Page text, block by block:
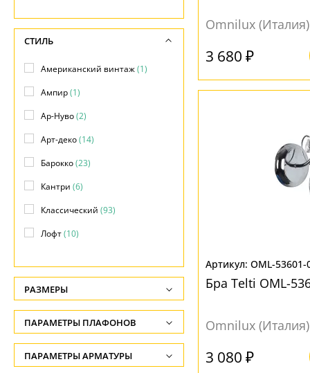
Omnilux (Италия)
3 680 ₽
OML-53601-
Бра Telti OML-
Omnilux (Италия)
3 080 ₽
СТИЛЬ
Американский винтаж(1)
Ампир(1)
Ар-Нуво(2)
Арт-деко(14)
Барокко(23)
Кантри (6)
Классический (93)
Лофт(10)
Морской(3)
Прованс(9)
Современный(41)
Хай-тек(4)
РАЗМЕРЫ
Высота, см
-
Глубина, см
ПАРАМЕТРЫ ПЛАФОНОВ
ФОРМА ПЛАФОНА
ПАРАМЕТРЫ АРМАТУРЫ